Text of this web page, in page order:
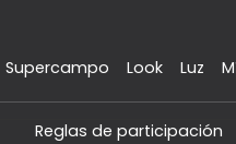
Supercampo Look Luz
Reglas de participación